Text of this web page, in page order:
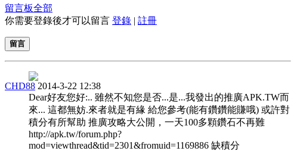
留言板全部
你需要登錄後才可以留言 登錄 | 註冊
留言
CHD88 2014-3-22 12:38
Dear好友您好:.. 雖然不知您是否...是...我發出的推廣APK.TW而
來... 這都無妨.來者就是有緣 給您參考(能有鑽鑽能賺哦) 或許對
積分有所幫助 推廣攻略大公開，一天100多顆鑽石不再難
http://apk.tw/forum.php?
mod=viewthread&tid=2301&fromuid=1169886 缺積分